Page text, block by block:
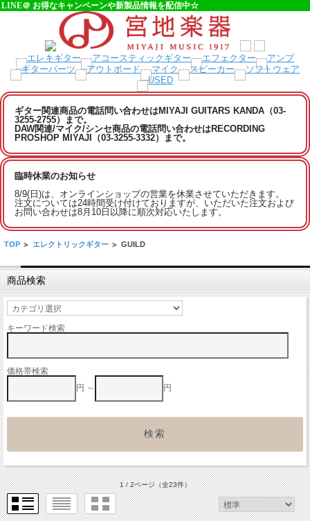
LINE＠ お得なキャンペーンや新製品情報を配信中☆
ギター関連商品の電話問い合わせはMIYAJI GUITARS KANDA（03-
3255-2755）まで。
DAW関連/マイク/シンセ商品の電話問い合わせはRECORDING
PROSHOP MIYAJI（03-3255-3332）まで。
臨時休業のお知らせ
8/9(日)は、オンラインショップの営業を休業させていただきます。
注文については24時間受け付けておりますが、いただいた注文および
お問い合わせは8月10日以降に順次対応いたします。
TOP > エレクトリックギター > GUILD
商品検索
キーワード検索
価格帯検索
円 ～
円
1 / 2ページ（全23件）